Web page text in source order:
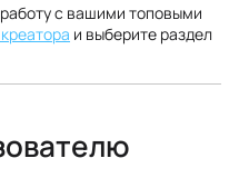
с вашими топовыми
и выберите раздел